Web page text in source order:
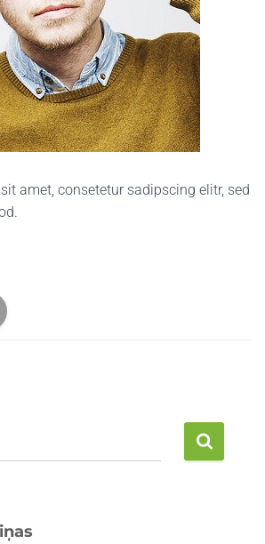
amet, consetetur sadipscing elitr, sed